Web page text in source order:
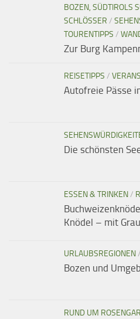
BOZEN, SÜDTIROLS
SCHLÖSSER /
TOURENTIPPS /
Zur Burg
REISETIPPS /
Autofreie Pässe
Die schönsten
ESSEN & TRINKEN/
Knödel – mit
URLAUBSREGIONEN/
Bozen und
RUND UM